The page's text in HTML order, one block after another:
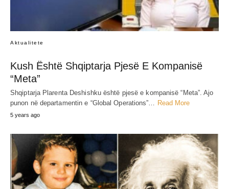
Aktualitete
Kush Është Shqiptarja Pjesë E Kompanisë
“Meta”
Shqiptarja Plarenta Deshishku është pjesë e kompanisë “Meta”. Ajo
punon në departamentin e “Global Operations”… Read More
5 years ago